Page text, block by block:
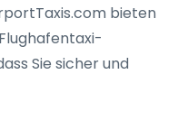
bieten
Sie sicher und